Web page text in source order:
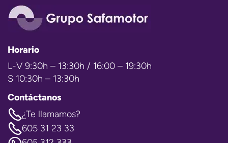
Horario
L-V 9:30h – 13:30h / 16:00 – 19:30h
S 10:30h – 13:30h
Contáctanos
¿Te llamamos?
605 31 23 33